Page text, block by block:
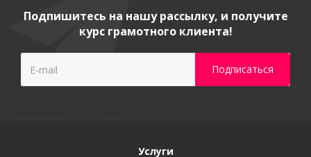
Подпишитесь на нашу рассылку, и получите
курс грамотного клиента!
Услуги